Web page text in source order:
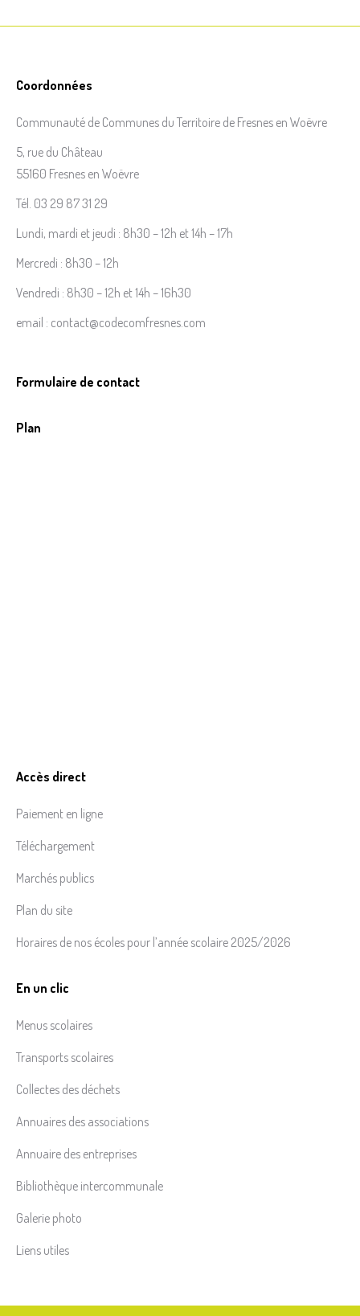
Coordonnées
Communauté de Communes du Territoire de Fresnes en Woëvre
5, rue du Château
55160 Fresnes en Woëvre
Tél. 03 29 87 31 29
Lundi, mardi et jeudi : 8h30 – 12h et 14h – 17h
Mercredi : 8h30 – 12h
Vendredi : 8h30 – 12h et 14h – 16h30
email : contact@codecomfresnes.com
Formulaire de contact
Plan
Accès direct
Paiement en ligne
Téléchargement
Marchés publics
Plan du site
Horaires de nos écoles pour l’année scolaire 2025/2026
En un clic
Menus scolaires
Transports scolaires
Collectes des déchets
Annuaires des associations
Annuaire des entreprises
Bibliothèque intercommunale
Galerie photo
Liens utiles